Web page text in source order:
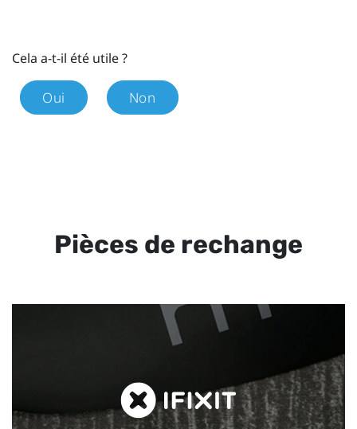
Cela a-t-il été utile ?
Oui Non
Pièces de rechange